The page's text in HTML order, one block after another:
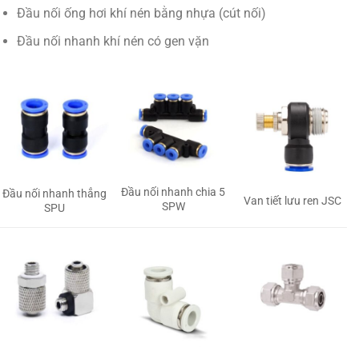
Đầu nối ống hơi khí nén bằng nhựa (cút nối)
Đầu nối nhanh khí nén có gen vặn
Đầu nối nhanh thẳng
SPU
Đầu nối nhanh chia 5
SPW
Van tiết lưu ren JSC